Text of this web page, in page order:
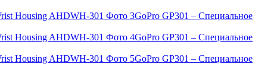
GoPro GP301 – Специальное
GoPro GP301 – Специальное
GoPro GP301 – Специальное